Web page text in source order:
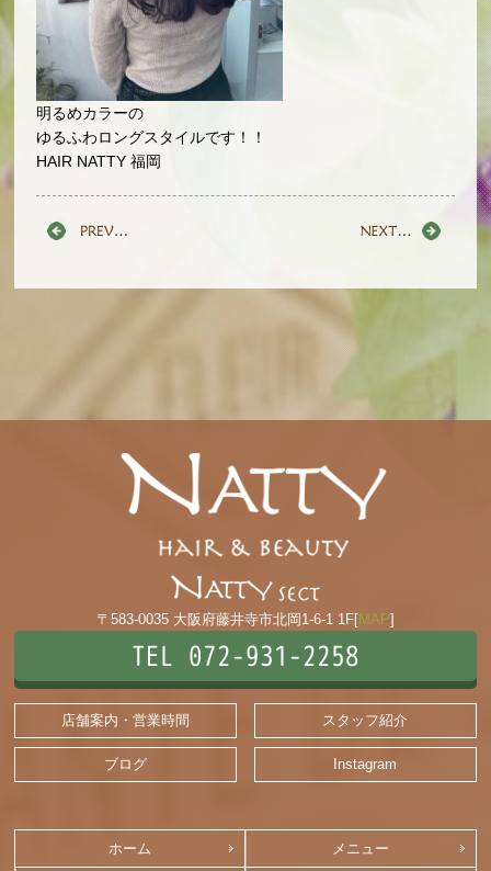
明るめカラーの
ゆるふわロングスタイルです！！
HAIR NATTY 福岡
〒583-0035 大阪府藤井寺市北岡1-6-1 1F[MAP]
TEL 072-931-2258
店舗案内・営業時間 スタッフ紹介
ブログ Instagram
ホーム メニュー